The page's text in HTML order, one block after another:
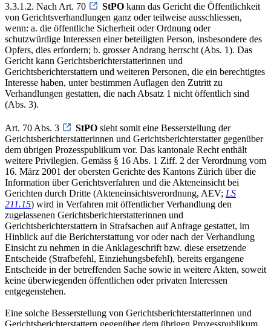
3.3.1.2. Nach Art. 70 StPO kann das Gericht die Öffentlichkeit
von Gerichtsverhandlungen ganz oder teilweise ausschliessen,
wenn: a. die öffentliche Sicherheit oder Ordnung oder
schutzwürdige Interessen einer beteiligten Person, insbesondere des
Opfers, dies erfordern; b. grosser Andrang herrscht (Abs. 1). Das
Gericht kann Gerichtsberichterstatterinnen und
Gerichtsberichterstattern und weiteren Personen, die ein berechtigtes
Interesse haben, unter bestimmen Auflagen den Zutritt zu
Verhandlungen gestatten, die nach Absatz 1 nicht öffentlich sind
(Abs. 3).
Art. 70 Abs. 3 StPO sieht somit eine Besserstellung der
Gerichtsberichterstatterinnen und Gerichtsberichterstatter gegenüber
dem übrigen Prozesspublikum vor. Das kantonale Recht enthält
weitere Privilegien. Gemäss § 16 Abs. 1 Ziff. 2 der Verordnung vom
16. März 2001 der obersten Gerichte des Kantons Zürich über die
Information über Gerichtsverfahren und die Akteneinsicht bei
Gerichten durch Dritte (Akteneinsichtsverordnung, AEV; LS
211.15) wird in Verfahren mit öffentlicher Verhandlung den
zugelassenen Gerichtsberichterstatterinnen und
Gerichtsberichterstattern in Strafsachen auf Anfrage gestattet, im
Hinblick auf die Berichterstattung vor oder nach der Verhandlung
Einsicht zu nehmen in die Anklageschrift bzw. diese ersetzende
Entscheide (Strafbefehl, Einziehungsbefehl), bereits ergangene
Entscheide in der betreffenden Sache sowie in weitere Akten, soweit
keine überwiegenden öffentlichen oder privaten Interessen
entgegenstehen.
Eine solche Besserstellung von Gerichtsberichterstatterinnen und
Gerichtsberichterstattern gegenüber dem übrigen Prozesspublikum